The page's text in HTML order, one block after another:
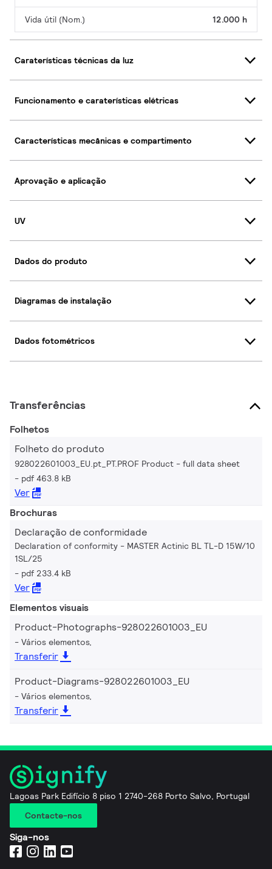
Vida útil (Nom.) 12.000 h
Caraterísticas técnicas da luz
Funcionamento e caraterísticas elétricas
Características mecânicas e compartimento
Aprovação e aplicação
UV
Dados do produto
Diagramas de instalação
Dados fotométricos
Transferências
Folhetos
Folheto do produto
928022601003_EU.pt_PT.PROF Product - full data sheet
pdf 463.8 kB
Ver
Brochuras
Declaração de conformidade
Declaration of conformity - MASTER Actinic BL TL-D 15W/10
1SL/25
pdf 233.4 kB
Ver
Elementos visuais
Product-Photographs-928022601003_EU
Vários elementos,
Transferir
Product-Diagrams-928022601003_EU
Vários elementos,
Transferir
Lagoas Park Edifício 8 piso 1 2740-268 Porto Salvo, Portugal
Contacte-nos
Siga-nos